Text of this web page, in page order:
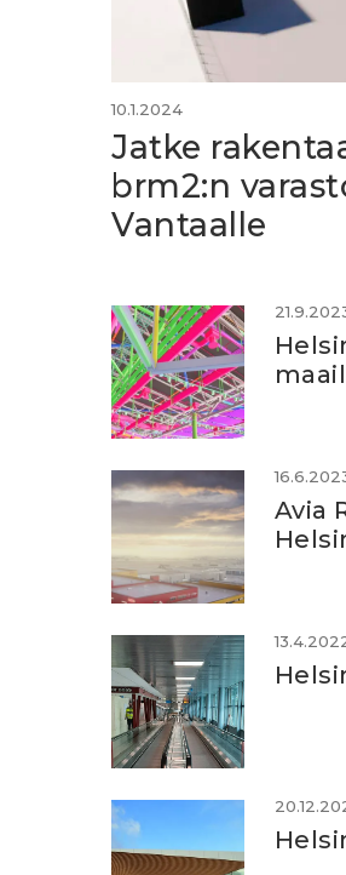
10.1.2024
Jatke
brm2:n
Vantaalle
Avia